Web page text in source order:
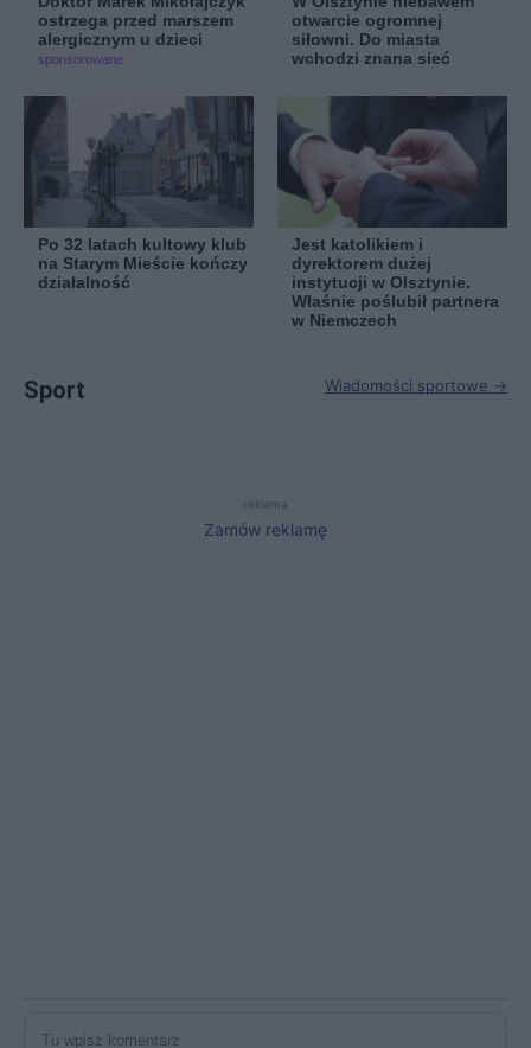
ostrzega przed marszem
alergicznym u dzieci
sponsorowane
otwarcie ogromnej
siłowni. Do miasta
wchodzi znana sieć
Po 32 latach kultowy klub
na Starym Mieście kończy
działalność
Jest katolikiem i
dyrektorem dużej
instytucji w Olsztynie.
Właśnie poślubił partnera
w Niemczech
Sport Wiadomości sportowe →
reklama
Zamów reklamę